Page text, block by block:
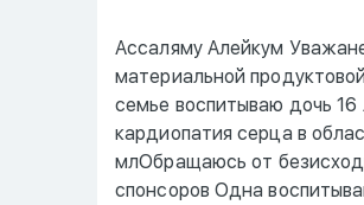
Ассаляму Алейкум
материальной
семье воспитываю дочь 16
кардиопатия серца в
млОбращаюсь от
спонсоров Одна